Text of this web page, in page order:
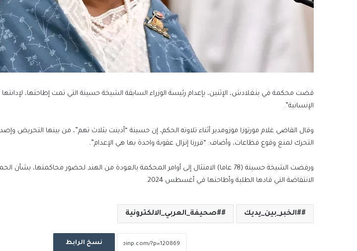
قضت محكمة في بنغلادش، الإثنين، بإعدام رئيسة الوزراء السابقة الشيخة حسينة التي تمت إطاحتها، لإدانتها
الإنسانية”.
وقال القاضي غلام مورتوزا موزومدير أثناء تلاوته الحكم، إن حسينة “أدينت بثلاث تهم”، من بينها التحريض
التحرك لمنع وقوع فظاعات، وأضاف: “قررنا إنزال عقوبة واحدة بها هي الإعدام”.
ورفضت الشيخة حسينة (78 عاما) الامتثال إلى أوامر المحكمة بالعودة من الهند لحضور محاكمتها،
الانتفاضة التي قادها الطلبة وأطاحتها في أغسطس 2024.
#الخبر_بين_يديك #صحيفة_العربي_الالكترونية
نسخ الرابط